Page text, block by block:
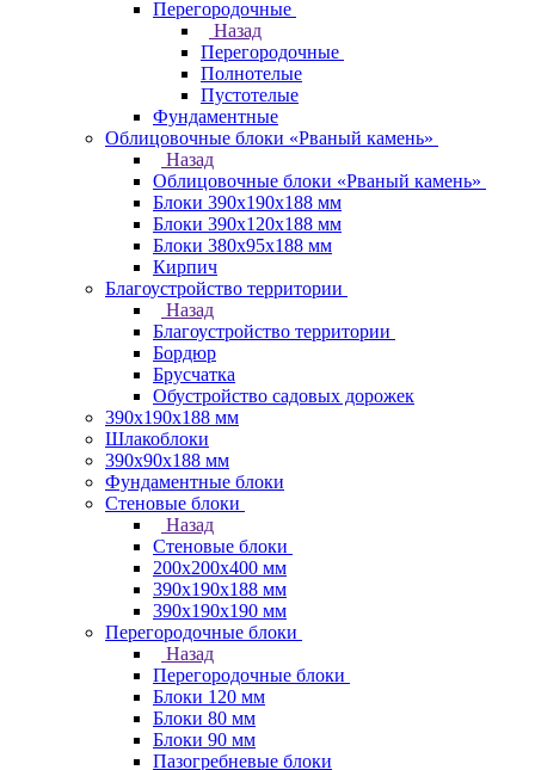
Перегородочные
Назад
Перегородочные
Полнотелые
Пустотелые
Фундаментные
Облицовочные блоки «Рваный камень»
Назад
Облицовочные блоки «Рваный камень»
Блоки 390х190х188 мм
Блоки 390х120х188 мм
Блоки 380х95х188 мм
Кирпич
Благоустройство территории
Назад
Благоустройство территории
Бордюр
Брусчатка
Обустройство садовых дорожек
390х190х188 мм
Шлакоблоки
390х90х188 мм
Фундаментные блоки
Стеновые блоки
Назад
Стеновые блоки
200х200х400 мм
390х190х188 мм
390х190х190 мм
Перегородочные блоки
Назад
Перегородочные блоки
Блоки 120 мм
Блоки 80 мм
Блоки 90 мм
Пазогребневые блоки